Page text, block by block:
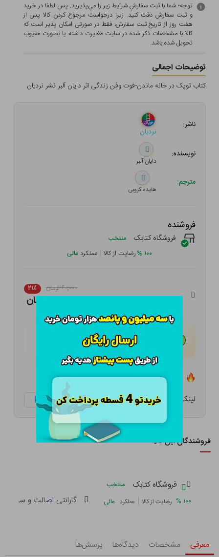
توجه؛ شما با ثبت سفارش شرایط زیر را می‌پذیرید. پس لطفا در خرید
و ثبت سفارش دقت کنید. زیرا درخواست مرجوع کردن کالا پس از
هفت روز از تاریخ ثبت سفارش، فقط در صورتی امکان پذیر است که
کالا با مشخصات ذکر شده در سایت مغایرت داشته یا بصورت معيوب
تحویل شده باشد.
توضیحات اجمالی
کتاب توپک در خانه ماندن-فوت وفن زندگی اثر دایان آلبر نشر نردبان
ناشر:
نردبان
نویسنده:
دایان آلبر
مترجم:
هایده کروبی
فروشنده
فروشگاه کتابک منتخب
۱۰۰ %رضایت از کالا | عملکرد عالی
۶۰,۰۰۰ تومان ۲۱٪
۴۷,۴۰۰ تومان
هـر قسط با تــرب‌پــی:
تعداد ۲ عدد در انبار موجود است
لینک کوتاه: ketabtala.com/sbp-33228
فروشندگان این کالا
فروشگاه کتابک
منتخب
۱۰۰ % رضایت از کالا | عملکرد عالی گارانتی اصالت و سلامت
معرفی مشخصات دیدگاه‌ها پرسش‌ها